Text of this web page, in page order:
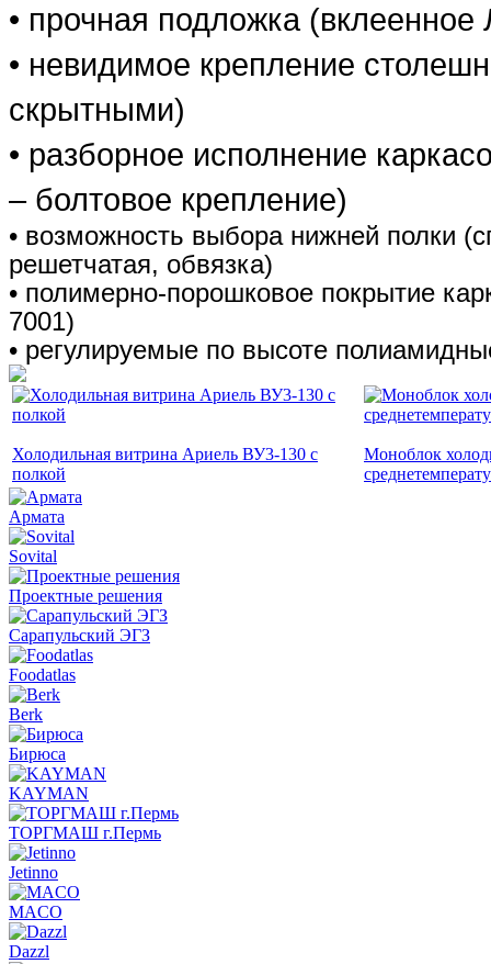
• прочная подложка
• невидимое крепление
скрытными)
• разборное исполнение
– болтовое крепление)
• возможность выбора нижней полки
решетчатая, обвязка)
• полимерно-порошковое покрытие
7001)
• регулируемые по высоте
Холодильная витрина Ариель ВУ3-130 с
полкой
Моноблок
Армата
Sovital
Проектные решения
Сарапульский ЭГЗ
Foodatlas
Berk
Бирюса
KAYMAN
ТОРГМАШ г.Пермь
Jetinno
MACO
Dazzl